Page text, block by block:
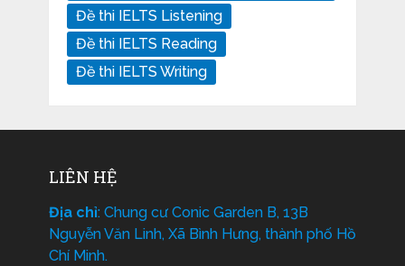
Đề thi IELTS Listening
Đề thi IELTS Reading
Đề thi IELTS Writing
LIÊN HỆ
Địa chỉ: Chung cư Conic Garden B, 13B
Nguyễn Văn Linh, Xã Bình Hưng, thành phố Hồ
Chí Minh.